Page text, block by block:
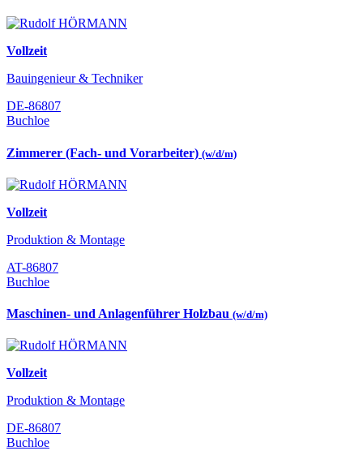
Vollzeit
Bauingenieur & Techniker
DE-86807
Buchloe
Zimmerer (Fach- und Vorarbeiter) (w/d/m)
Vollzeit
Produktion & Montage
AT-86807
Buchloe
Maschinen- und Anlagenführer Holzbau (w/d/m)
Vollzeit
Produktion & Montage
DE-86807
Buchloe